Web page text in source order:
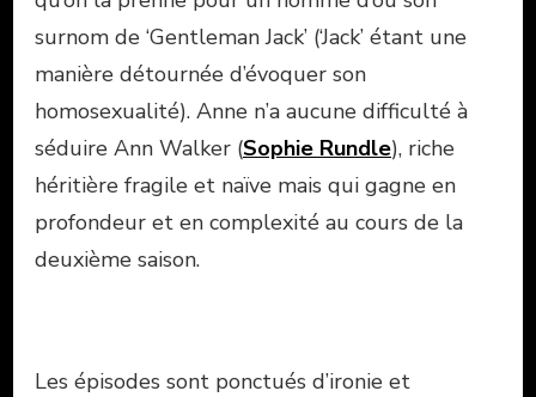
surnom de ‘Gentleman Jack’ (‘Jack’ étant une
manière détournée d’évoquer son
homosexualité). Anne n’a aucune difficulté à
séduire Ann Walker (Sophie Rundle), riche
héritière fragile et naïve mais qui gagne en
profondeur et en complexité au cours de la
deuxième saison.
Les épisodes sont ponctués d’ironie et